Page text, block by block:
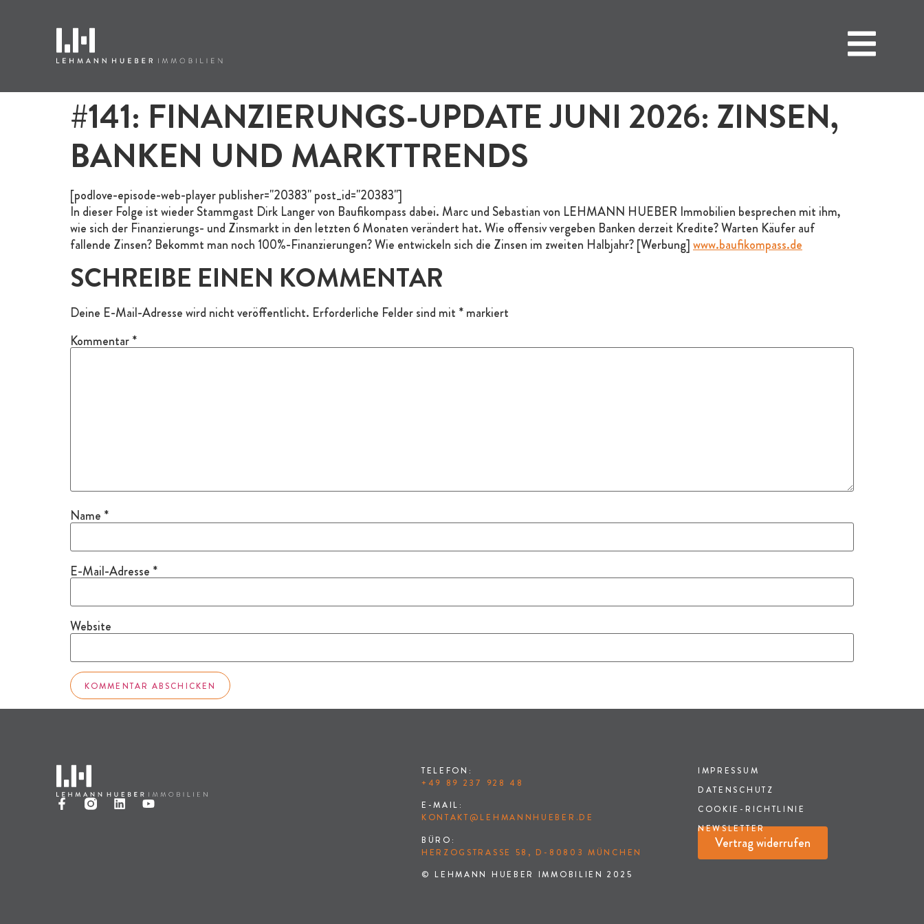
#141: FINANZIERUNGS-UPDATE JUNI 2026: ZINSEN,
BANKEN UND MARKTTRENDS
[podlove-episode-web-player publisher="20383" post_id="20383"]
In dieser Folge ist wieder Stammgast Dirk Langer von Baufikompass dabei. Marc und Sebastian von LEHMANN HUEBER Immobilien besprechen mit ihm,
wie sich der Finanzierungs- und Zinsmarkt in den letzten 6 Monaten verändert hat. Wie offensiv vergeben Banken derzeit Kredite? Warten Käufer auf
fallende Zinsen? Bekommt man noch 100%-Finanzierungen? Wie entwickeln sich die Zinsen im zweiten Halbjahr? [Werbung]www.baufikompass.de
SCHREIBE EINEN KOMMENTAR
Deine E-Mail-Adresse wird nicht veröffentlicht. Erforderliche Felder sind mit *markiert
Kommentar*
Name *
E-Mail-Adresse *
Website
TELEFON:
+49 89 237 928 48
E-MAIL:
KONTAKT@LEHMANNHUEBER.DE
BÜRO:
HERZOGSTRASSE 58, D-80803 MÜNCHEN
© LEHMANN HUEBER IMMOBILIEN 2025
IMPRESSUM
DATENSCHUTZ
COOKIE-RICHTLINIE
NEWSLETTER
Vertrag widerrufen